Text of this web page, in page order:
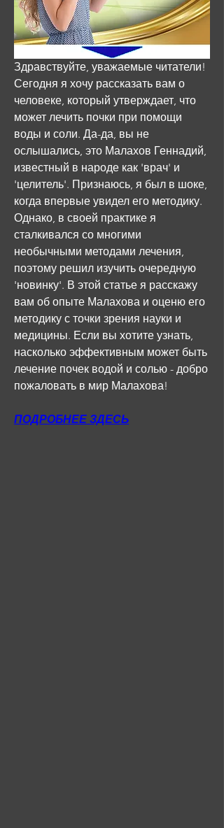
Здравствуйте, уважаемые читатели!
Сегодня я хочу рассказать вам о
человеке, который утверждает, что
может лечить почки при помощи
воды и соли. Да-да, вы не
ослышались, это Малахов Геннадий,
известный в народе как 'врач' и
'целитель'. Признаюсь, я был в шоке,
когда впервые увидел его методику.
Однако, в своей практике я
сталкивался со многими
необычными методами лечения,
поэтому решил изучить очередную
'новинку'. В этой статье я расскажу
вам об опыте Малахова и оценю его
методику с точки зрения науки и
медицины. Если вы хотите узнать,
насколько эффективным может быть
лечение почек водой и солью - добро
пожаловать в мир Малахова!
ПОДРОБНЕЕ ЗДЕСЬ